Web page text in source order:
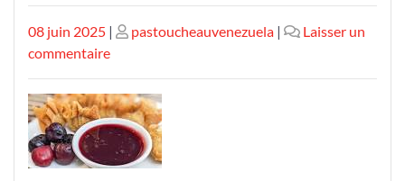
Publié
le
08 juin 2025 | Publié
pastoucheauvenezuela |
Laisser un
commentairesur
l’Exquis
Condiment
Cerise